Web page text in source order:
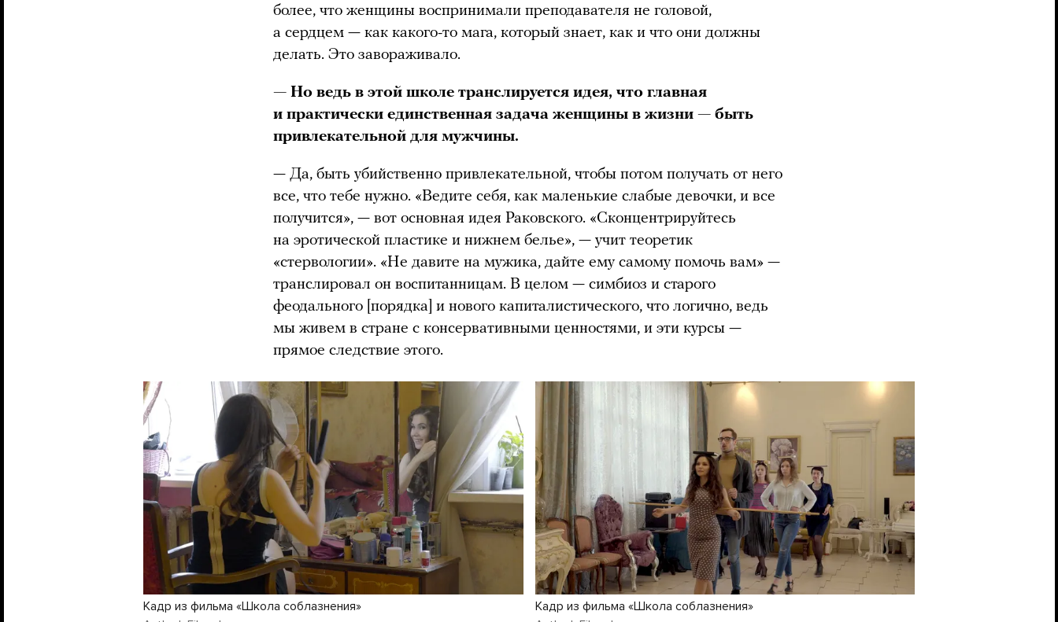
более, что женщины воспринимали преподавателя не головой,
а сердцем — как какого-то мага, который знает, как и что они должны
делать. Это завораживало.
— Но ведь в этой школе транслируется идея, что главная
и практически единственная задача женщины в жизни — быть
привлекательной для мужчины.
— Да, быть убийственно привлекательной, чтобы потом получать от него
все, что тебе нужно. «Ведите себя, как маленькие слабые девочки, и все
получится», — вот основная идея Раковского. «Сконцентрируйтесь
на эротической пластике и нижнем белье», — учит теоретик
«стервологии». «Не давите на мужика, дайте ему самому помочь вам» —
транслировал он воспитанницам. В целом — симбиоз и старого
феодального [порядка] и нового капиталистического, что логично, ведь
мы живем в стране с консервативными ценностями, и эти курсы —
прямое следствие этого.
Кадр из фильма «Школа соблазнения» Кадр из фильма «Школа соблазнения»